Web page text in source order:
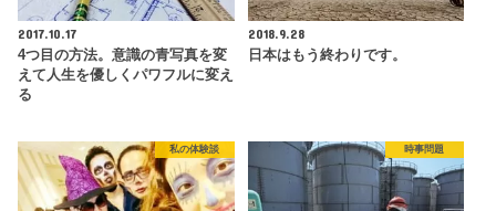
2017.10.17
4つ目の方法。意識の青写真を変
えて人生を優しくパワフルに変え
る
2018.9.28
日本はもう終わりです。
私の体験談 時事問題